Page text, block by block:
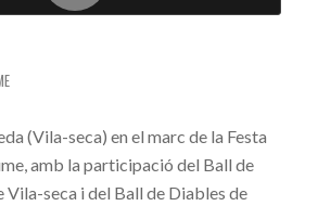
(Vila-seca) en el marc de la Festa
amb la participació del Ball de
seca i del Ball de Diables de